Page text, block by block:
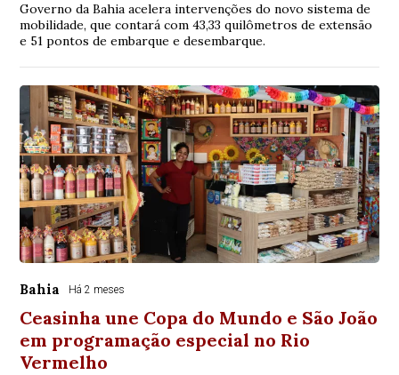
Governo da Bahia acelera intervenções do novo sistema de
mobilidade, que contará com 43,33 quilômetros de extensão
e 51 pontos de embarque e desembarque.
Bahia Há 2 meses
Ceasinha une Copa do Mundo e São João
em programação especial no Rio
Vermelho